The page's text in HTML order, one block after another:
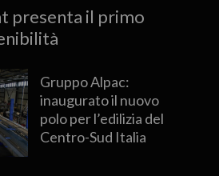
presenta il primo
Gruppo Alpac:
inaugurato il nuovo
polo per l’edilizia del
Centro-Sud Italia